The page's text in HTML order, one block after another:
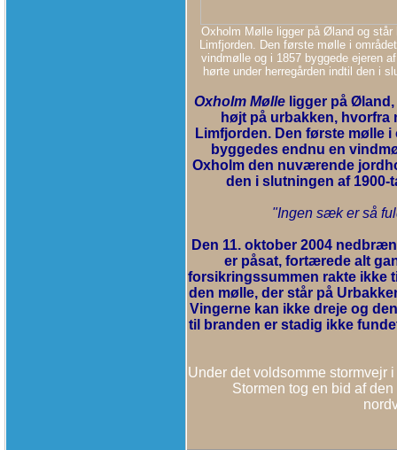
Oxholm Mølle ligger på Øland og
Limfjorden. Den første mølle i
vindmølle og i 1857 byggede ejeren
hørte under herregården indtil den i
Oxholm Mølle ligger på
højt på urbakken,
Limfjorden. Den første mølle
byggedes endnu en
Oxholm den nuværende
den i slutningen af
"Ingen sæk er så
Den 11. oktober 2004
er påsat, fortærede alt
forsikringssummen rakte ikke
den mølle, der står på
Vingerne kan ikke dreje og
til branden er stadig ikke
Under det voldsomme stormvejr
Stormen tog en bid af